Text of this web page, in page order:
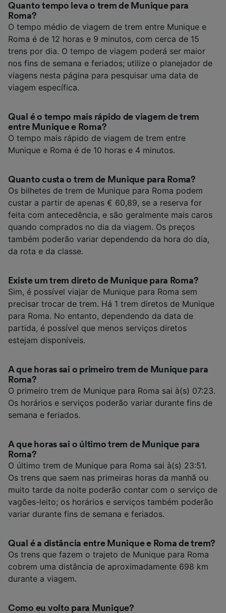
Quanto tempo leva o trem de Munique para
Roma?
O tempo médio de viagem de trem entre Munique e
Roma é de 12 horas e 9 minutos, com cerca de 15
trens por dia. O tempo de viagem poderá ser maior
nos fins de semana e feriados; utilize o planejador de
viagens nesta página para pesquisar uma data de
viagem específica.
Qual é o tempo mais rápido de viagem de trem
entre Munique e Roma?
O tempo mais rápido de viagem de trem entre
Munique e Roma é de 10 horas e 4 minutos.
Quanto custa o trem de Munique para Roma?
Os bilhetes de trem de Munique para Roma podem
custar a partir de apenas € 60,89, se a reserva for
feita com antecedência, e são geralmente mais caros
quando comprados no dia da viagem. Os preços
também poderão variar dependendo da hora do dia,
da rota e da classe.
Existe um trem direto de Munique para Roma?
Sim, é possível viajar de Munique para Roma sem
precisar trocar de trem. Há 1 trem diretos de Munique
para Roma. No entanto, dependendo da data de
partida, é possível que menos serviços diretos
estejam disponíveis.
A que horas sai o primeiro trem de Munique para
Roma?
O primeiro trem de Munique para Roma sai à(s) 07:23.
Os horários e serviços poderão variar durante fins de
semana e feriados.
A que horas sai o último trem de Munique para
Roma?
O último trem de Munique para Roma sai à(s) 23:51.
Os trens que saem nas primeiras horas da manhã ou
muito tarde da noite poderão contar com o serviço de
vagões-leito; os horários e serviços também poderão
variar durante fins de semana e feriados.
Qual é a distância entre Munique e Roma de trem?
Os trens que fazem o trajeto de Munique para Roma
cobrem uma distância de aproximadamente 698 km
durante a viagem.
Como eu volto para Munique?